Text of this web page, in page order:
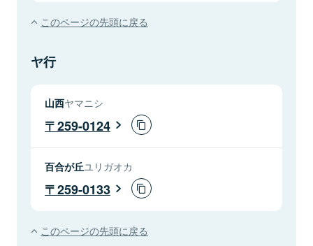
このページの先頭に戻る
ヤ行
山西ヤマニシ
259-0124
百合が丘ユリガオカ
259-0133
このページの先頭に戻る